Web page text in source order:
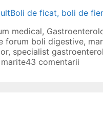
Boli de ficat, boli de
medical,
forum boli digestive,
, specialist
43 comentarii